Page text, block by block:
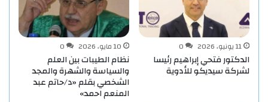
11 يونيو، 2026 0
الدكتور فتحي إبراهيم رئيسا
لشركة سيديكو للأدوية
10 مايو، 2026 0
نظام الطيبات بين العلم
والسياسة والشهرة والمجد
الشخصي بقلم «د/حاتم عبد
المنعم احمد»